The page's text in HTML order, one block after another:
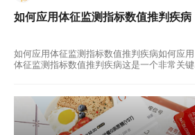
如何应用体征监测指标数值推判疾病
如何应用体征监测指标数值推判疾病如何应用
体征监测指标数值推判疾病这是一个非常关键